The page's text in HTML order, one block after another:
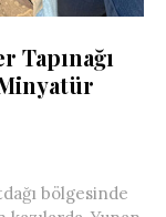
Tapınağı
bölgesinde